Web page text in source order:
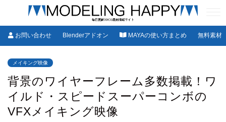
お問い合わせ Blenderアドオン MAYAの使い方まとめ 無料素材
メイキング映像
背景のワイヤーフレーム多数掲載！ワ
イルド・スピードスーパーコンボの
VFXメイキング映像